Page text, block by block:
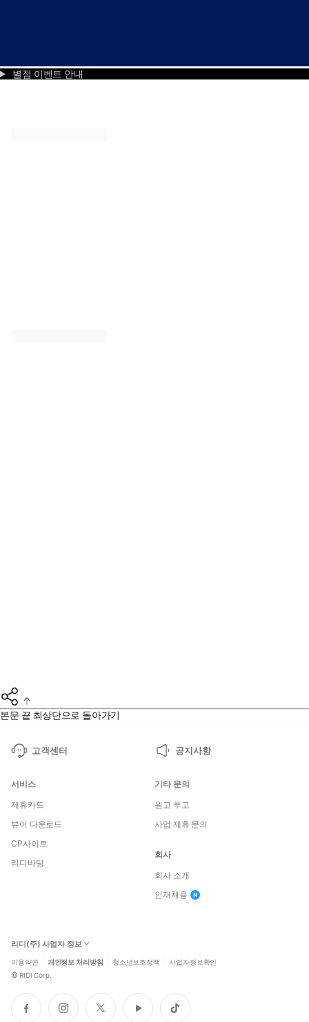
별점 이벤트 안내
본문 끝 최상단으로 돌아가기
고객센터 공지사항
서비스
제휴카드
뷰어 다운로드
CP사이트
리디바탕
기타 문의
원고 투고
사업 제휴 문의
회사
회사 소개
인재채용
리디(주) 사업자 정보
이용약관 개인정보 처리방침 청소년보호정책 사업자정보확인
© RIDI Corp.
페
인
트
유
틱